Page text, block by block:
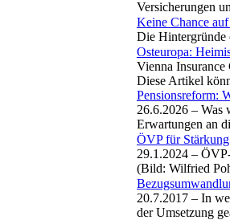
Versicherungen
Keine Chance
Die Hintergründe
Osteuropa:
Vienna
Diese Artikel
Pensionsreform:
26.6.2026 – Was
Erwartungen an
ÖVP für
29.1.2024 –
(Bild: Wilfried
20.7.2017 – In
der Umsetzung